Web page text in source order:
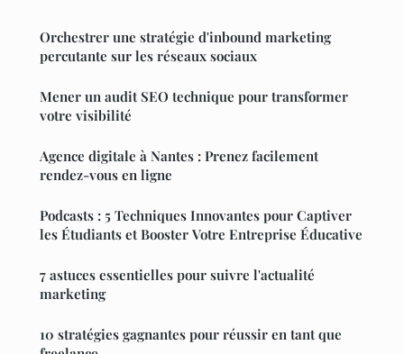
Orchestrer une stratégie d'inbound marketing
percutante sur les réseaux sociaux
Mener un audit SEO technique pour transformer
votre visibilité
Agence digitale à Nantes : Prenez facilement
rendez-vous en ligne
Podcasts : 5 Techniques Innovantes pour Captiver
les Étudiants et Booster Votre Entreprise Éducative
7 astuces essentielles pour suivre l'actualité
marketing
10 stratégies gagnantes pour réussir en tant que